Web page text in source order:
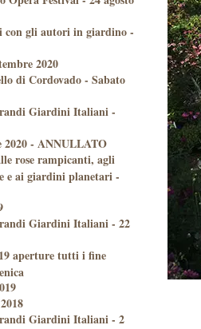
gli autori in giardino -
2020
di Cordovado - Sabato
Giardini Italiani -
2020 - ANNULLATO
rose rampicanti, agli
e ai giardini planetari -
Giardini Italiani - 22
aperture tutti i fine
Giardini Italiani - 2